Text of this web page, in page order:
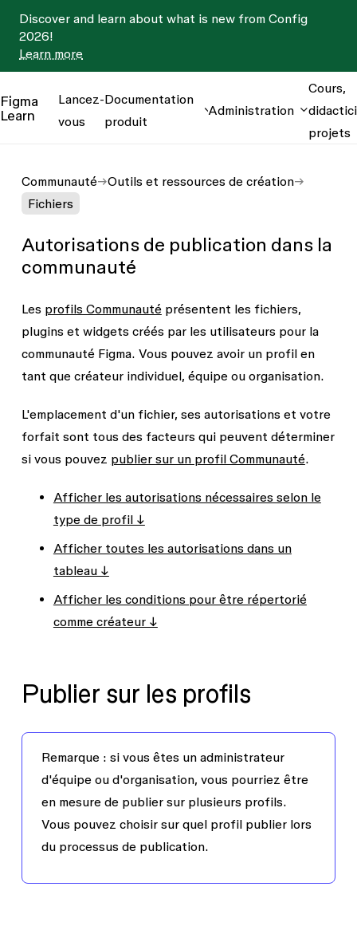
Discover and learn about what is new from Config
2026!
Learn more
Figma
Learn
Lancez-
vous
Documentation
produit
Administration
Cours,
projets
Communauté
Outils et ressources de création
Fichiers
Autorisations de publication dans la
communauté
Les profils Communautéprésentent les fichiers,
plugins et widgets créés par les utilisateurs pour la
communauté Figma. Vous pouvez avoir un profil en
tant que créateur individuel, équipe ou organisation.
L'emplacement d'un fichier, ses autorisations et votre
forfait sont tous des facteurs qui peuvent déterminer
si vous pouvez publier sur un profil Communauté.
Afficher les autorisations nécessaires selon le
type de profil ↓
Afficher toutes les autorisations dans un
tableau ↓
Afficher les conditions pour être répertorié
comme créateur ↓
Publier sur les profils
Remarque : si vous êtes un administrateur
d'équipe ou d'organisation, vous pourriez être
en mesure de publier sur plusieurs profils.
Vous pouvez choisir sur quel profil publier lors
du processus de publication.